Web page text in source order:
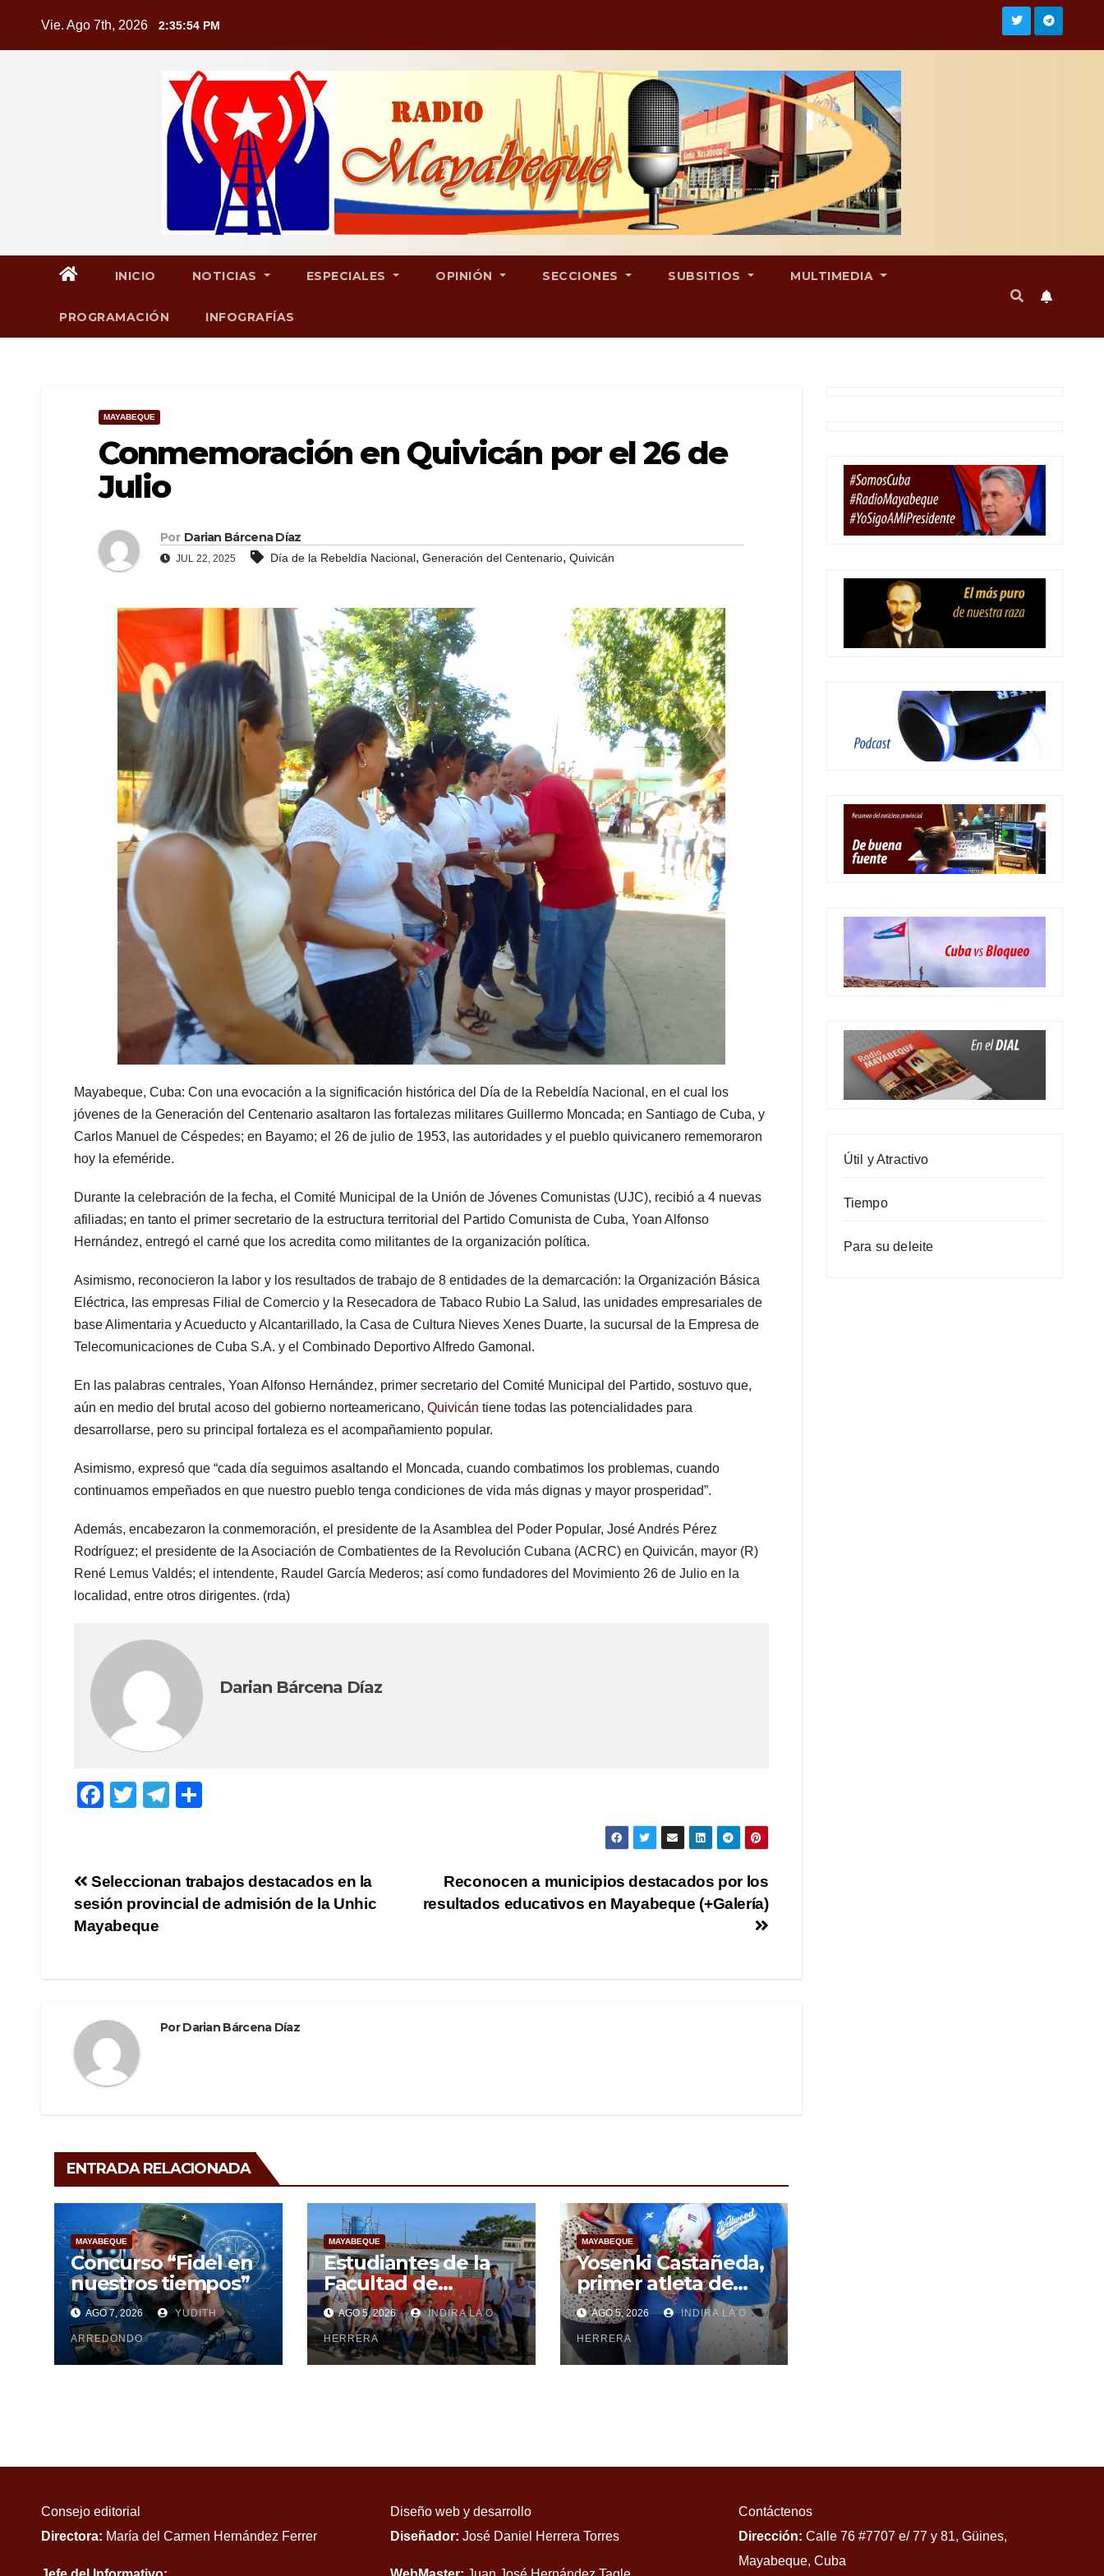
Vie. Ago 7th, 2026 2:35:55 PM
INICIO NOTICIAS ESPECIALES OPINIÓN SECCIONES SUBSITIOS MULTIMEDIA
PROGRAMACIÓN INFOGRAFÍAS
MAYABEQUE
Conmemoración en Quivicán por el 26 de
Julio
Por Darian Bárcena Díaz
JUL 22, 2025 Día de la Rebeldía Nacional, Generación del Centenario, Quivicán
Mayabeque, Cuba: Con una evocación a la significación histórica del Día de la Rebeldía Nacional, en el cual los
jóvenes de la Generación del Centenario asaltaron las fortalezas militares Guillermo Moncada; en Santiago de Cuba, y
Carlos Manuel de Céspedes; en Bayamo; el 26 de julio de 1953, las autoridades y el pueblo quivicanero rememoraron
hoy la efeméride.
Durante la celebración de la fecha, el Comité Municipal de la Unión de Jóvenes Comunistas (UJC), recibió a 4 nuevas
afiliadas; en tanto el primer secretario de la estructura territorial del Partido Comunista de Cuba, Yoan Alfonso
Hernández, entregó el carné que los acredita como militantes de la organización política.
Asimismo, reconocieron la labor y los resultados de trabajo de 8 entidades de la demarcación: la Organización Básica
Eléctrica, las empresas Filial de Comercio y la Resecadora de Tabaco Rubio La Salud, las unidades empresariales de
base Alimentaria y Acueducto y Alcantarillado, la Casa de Cultura Nieves Xenes Duarte, la sucursal de la Empresa de
Telecomunicaciones de Cuba S.A. y el Combinado Deportivo Alfredo Gamonal.
En las palabras centrales, Yoan Alfonso Hernández, primer secretario del Comité Municipal del Partido, sostuvo que,
aún en medio del brutal acoso del gobierno norteamericano, Quivicán tiene todas las potencialidades para
desarrollarse, pero su principal fortaleza es el acompañamiento popular.
Asimismo, expresó que “cada día seguimos asaltando el Moncada, cuando combatimos los problemas, cuando
continuamos empeñados en que nuestro pueblo tenga condiciones de vida más dignas y mayor prosperidad”.
Además, encabezaron la conmemoración, el presidente de la Asamblea del Poder Popular, José Andrés Pérez
Rodríguez; el presidente de la Asociación de Combatientes de la Revolución Cubana (ACRC) en Quivicán, mayor (R)
René Lemus Valdés; el intendente, Raudel García Mederos; así como fundadores del Movimiento 26 de Julio en la
localidad, entre otros dirigentes. (rda)
Darian Bárcena Díaz
F
e
b
o
T
er
T
gr
a
p
ar
Navegación
de
Reconocen a municipios destacados por los
resultados educativos en Mayabeque (+Galería)
Seleccionan trabajos destacados en la
sesión provincial de admisión de la Unhic
Mayabeque
PorDarian Bárcena Díaz
ENTRADA RELACIONADA
MAYABEQUE
Concurso “Fidel en
nuestros tiempos”
AGO 7, 2026 YUDITH
ARREDONDO
MAYABEQUE
Estudiantes de la
Facultad de
Ciencias Médicas de
Mayabeque realizan
pesquisa
AGO 5, 2026 INDIRA LA O
HERRERA
MAYABEQUE
Yosenki Castañeda,
primer atleta de
Mayabeque en
subir al podio
centroamericano
AGO 5, 2026 INDIRA LA O
HERRERA
Útil y Atractivo
Tiempo
Para su deleite
Consejo editorial
Directora: María del Carmen Hernández Ferrer
Diseño web y desarrollo
Diseñador: José Daniel Herrera Torres
Contáctenos
Dirección: Calle 76 #7707 e/ 77 y 81, Güines,
Mayabeque, Cuba